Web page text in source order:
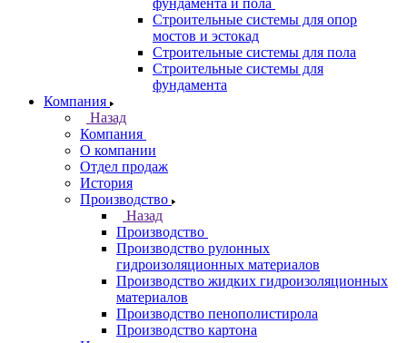
фундамента и пола
Строительные системы для опор
мостов и эстокад
Строительные системы для пола
Строительные системы для
фундамента
Компания
Назад
Компания
О компании
Отдел продаж
История
Производство
Назад
Производство
Производство рулонных
гидроизоляционных материалов
Производство жидких гидроизоляционных
материалов
Производство пенополистирола
Производство картона